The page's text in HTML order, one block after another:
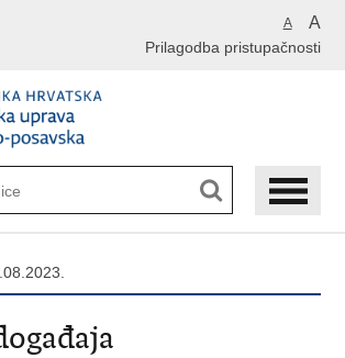
A A
Prilagodba pristupačnosti